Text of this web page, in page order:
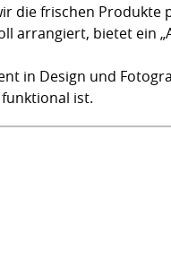
die frischen
arrangiert, bietet ein
in Design und
ist.